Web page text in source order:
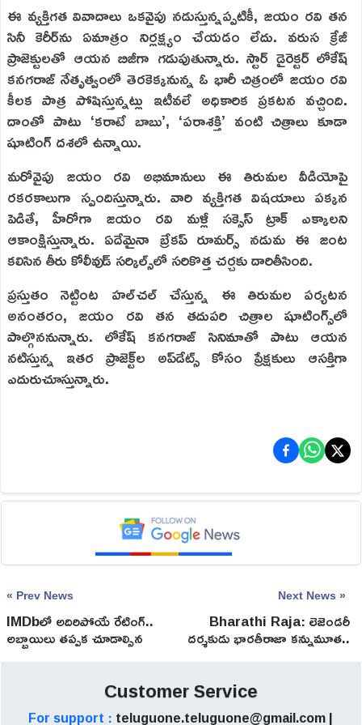
ఈ వ్యక్తిగత వివాదాలు ఒకవైపు నడుస్తున్నప్పటికీ, జయం రవి తన
సినీ కెరీర్‌ను ఏమాత్రం నిర్లక్ష్యం చేయడం లేదు. వరుస క్రేజీ
ప్రాజెక్టులతో ఆయన బిజీగా గడుపుతున్నారు. స్టార్ డైరెక్టర్ లోకేష్
కనగరాజ్ నేతృత్వంలో తెరకెక్కనున్న ఓ భారీ చిత్రంలో జయం రవి
కీలక పాత్ర పోషిస్తున్నట్లు ఇటీవలే అధికారిక ప్రకటన వచ్చింది.
దాంతో పాటు ‘కరాటే బాబు’, ‘పరాశక్తి’ వంటి చిత్రాలు కూడా
షూటింగ్ దశలో ఉన్నాయి.
మరోవైపు జయం రవి అభిమానులు ఈ తిరుమల వీడియోపై
రకరకాలుగా స్పందిస్తున్నారు. వారి వ్యక్తిగత విషయాలు పక్కన
పెడితే, హీరోగా జయం రవి మళ్లీ సక్సెస్ ట్రాక్ ఎక్కాలని
ఆకాంక్షిస్తున్నారు. ఏదేమైనా బ్రేకప్ రూమర్స్ నడుమ ఈ జంట
కలిసిన తీరు కోలీవుడ్ సర్కిల్స్‌లో సరికొత్త చర్చకు దారితీసింది.
ప్రస్తుతం నెట్టింట హల్‌చల్ చేస్తున్న ఈ తిరుమల పర్యటన
అనంతరం, జయం రవి తన తదుపరి చిత్రాల షూటింగ్స్‌లో
పాల్గొననున్నారు. లోకేష్ కనగరాజ్ సినిమాతో పాటు ఆయన
నటిస్తున్న ఇతర ప్రాజెక్ట్‌ల అప్‌డేట్స్ కోసం ప్రేక్షకులు ఆసక్తిగా
ఎదురుచూస్తున్నారు.
« Prev News
IMDbలో అదిరిపోయే రేటింగ్..
అబ్బాయిలు తప్పక చూడాల్సిన
సినిమా!
Next News »
Bharathi Raja: లెజెండరీ
దర్శకుడు భారతీరాజా కన్నుమూత..
మరణం వెనుక అసలు కారణం
Customer Service
For support : teluguone.teluguone@gmail.com |